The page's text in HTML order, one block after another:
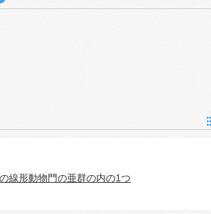
線形動物門の亜群の内の1つ